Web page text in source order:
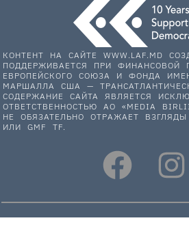
КОНТЕНТ НА САЙТЕ WWW.LAF.MD
ПОДДЕРЖИВАЕТСЯ ПРИ ФИНАНСОВОЙ
ЕВРОПЕЙСКОГО СОЮЗА И ФОНДА
МАРШАЛЛА США —
СОДЕРЖАНИЕ САЙТА ЯВЛЯЕТСЯ
ОТВЕТСТВЕННОСТЬЮ АО «MEDIA
НЕ ОБЯЗАТЕЛЬНО ОТРАЖАЕТ
ИЛИ GMF TF.